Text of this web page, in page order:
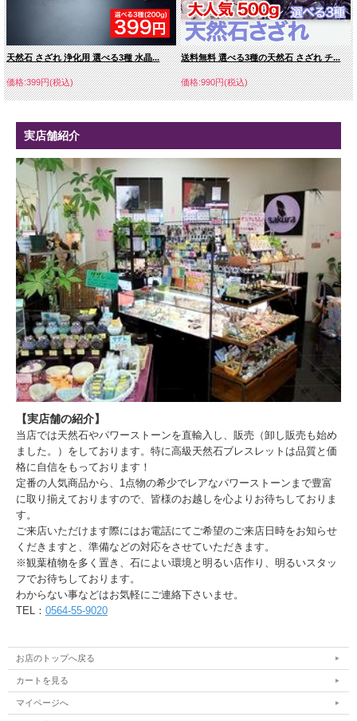
天然石 さざれ 浄化用 選べる3種 水晶...
価格:399円(税込)
送料無料 選べる3種の天然石 さざれ チ...
価格:990円(税込)
実店舗紹介
【実店舗の紹介】
当店では天然石やパワーストーンを直輸入し、販売（卸し販売も始め
ました。）をしております。特に高級天然石ブレスレットは品質と価
格に自信をもっております！
定番の人気商品から、1点物の希少でレアなパワーストーンまで豊富
に取り揃えておりますので、皆様のお越しを心よりお待ちしておりま
す。
ご来店いただけます際にはお電話にてご希望のご来店日時をお知らせ
くだきますと、準備などの対応をさせていただきます。
※観葉植物を多く置き、石によい環境と明るい店作り、明るいスタッ
フでお待ちしております。
わからない事などはお気軽にご連絡下さいませ。
TEL： 0564-55-9020
お店のトップへ戻る
カートを見る
マイページへ